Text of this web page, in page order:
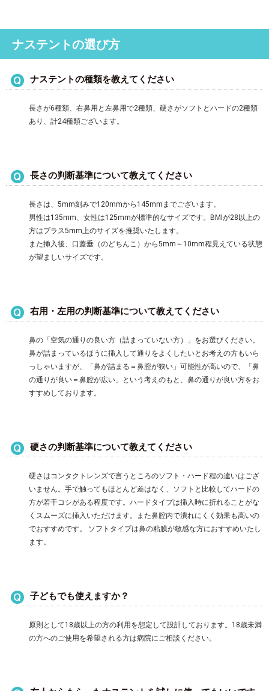
ナステントの選び方
ナステントの種類を教えてください
長さが6種類、右鼻用と左鼻用で2種類、硬さがソフトとハードの2種類
あり、計24種類ございます。
長さの判断基準について教えてください
長さは、5mm刻みで120mmから145mmまでございます。
男性は135mm、女性は125mmが標準的なサイズです。BMIが28以上の
方はプラス5mm上のサイズを推奨いたします。
また挿入後、口蓋垂（のどちんこ）から5mm～10mm程見えている状態
が望ましいサイズです。
右用・左用の判断基準について教えてください
鼻の「空気の通りの良い方（詰まっていない方）」をお選びください。
鼻が詰まっているほうに挿入して通りをよくしたいとお考えの方もいら
っしゃいますが、「鼻が詰まる＝鼻腔が狭い」可能性が高いので、「鼻
の通りが良い＝鼻腔が広い」という考えのもと、鼻の通りが良い方をお
すすめしております。
硬さの判断基準について教えてください
硬さはコンタクトレンズで言うところのソフト・ハード程の違いはござ
いません。手で触ってもほとんど差はなく、ソフトと比較してハードの
方が若干コシがある程度です。ハードタイプは挿入時に折れることがな
くスムーズに挿入いただけます。また鼻腔内で潰れにくく効果も高いの
でおすすめです。 ソフトタイプは鼻の粘膜が敏感な方におすすめいたし
ます。
子どもでも使えますか？
原則として18歳以上の方の利用を想定して設計しております。18歳未満
の方へのご使用を希望される方は病院にご相談ください。